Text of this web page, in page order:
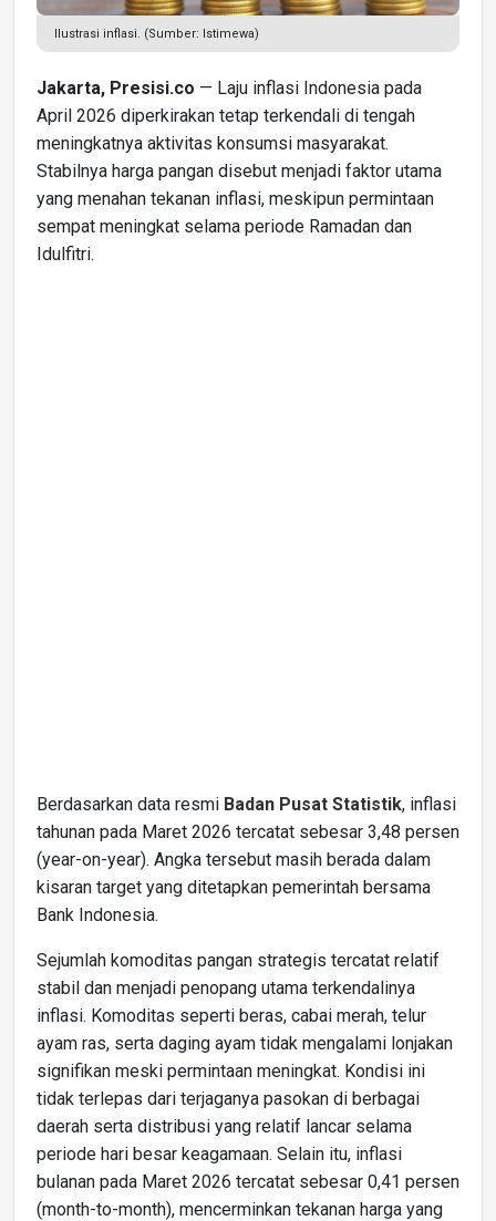
Ilustrasi inflasi. (Sumber: Istimewa)
Jakarta, Presisi.co — Laju inflasi Indonesia pada
April 2026 diperkirakan tetap terkendali di tengah
meningkatnya aktivitas konsumsi masyarakat.
Stabilnya harga pangan disebut menjadi faktor utama
yang menahan tekanan inflasi, meskipun permintaan
sempat meningkat selama periode Ramadan dan
Idulfitri.
Berdasarkan data resmi Badan Pusat Statistik, inflasi
tahunan pada Maret 2026 tercatat sebesar 3,48 persen
(year-on-year). Angka tersebut masih berada dalam
kisaran target yang ditetapkan pemerintah bersama
Bank Indonesia.
Sejumlah komoditas pangan strategis tercatat relatif
stabil dan menjadi penopang utama terkendalinya
inflasi. Komoditas seperti beras, cabai merah, telur
ayam ras, serta daging ayam tidak mengalami lonjakan
signifikan meski permintaan meningkat. Kondisi ini
tidak terlepas dari terjaganya pasokan di berbagai
daerah serta distribusi yang relatif lancar selama
periode hari besar keagamaan. Selain itu, inflasi
bulanan pada Maret 2026 tercatat sebesar 0,41 persen
(month-to-month), mencerminkan tekanan harga yang